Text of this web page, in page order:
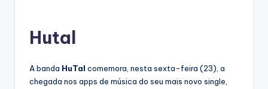
Hutal
A banda HuTal comemora, nesta sexta-feira (23), a
chegada nos apps de música do seu mais novo single,